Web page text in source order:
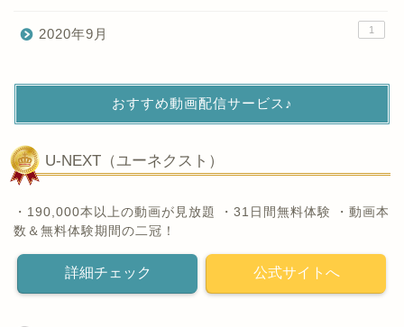
2020年9月 1
おすすめ動画配信サービス♪
U-NEXT（ユーネクスト）
・190,000本以上の動画が見放題 ・31日間無料体験 ・動画本
数＆無料体験期間の二冠！
詳細チェック 公式サイトへ